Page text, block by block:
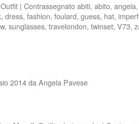
Outfit | Contrassegnatoabiti, abito, angela
, dress, fashion, foulard, guess, hat,
, sunglasses, travelondon, twinset, V73,
2014da Angela Pavese